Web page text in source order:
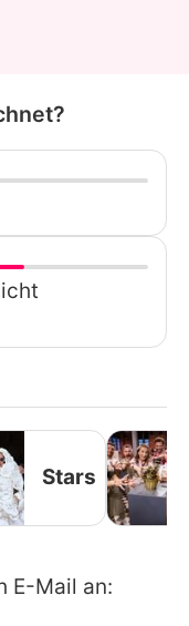
Stars
E-Mail an: